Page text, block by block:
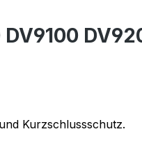
Kurzschlussschutz.